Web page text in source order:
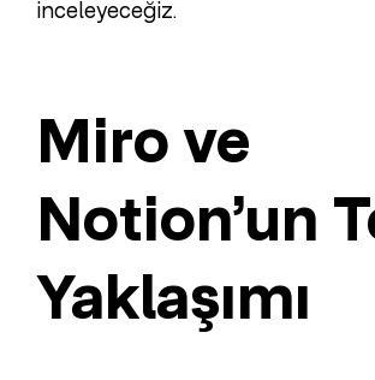
inceleyeceğiz.
Miro ve
Notion’un
Yaklaşımı